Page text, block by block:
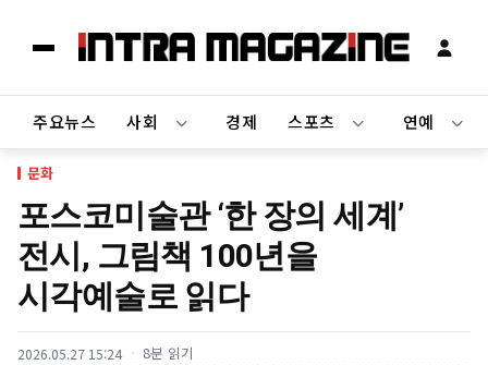
주요뉴스 사회 경제 스포츠 연예
문화
포스코미술관 ‘한 장의 세계’
전시, 그림책 100년을
시각예술로 읽다
2026.05.27 15:24 8분 읽기